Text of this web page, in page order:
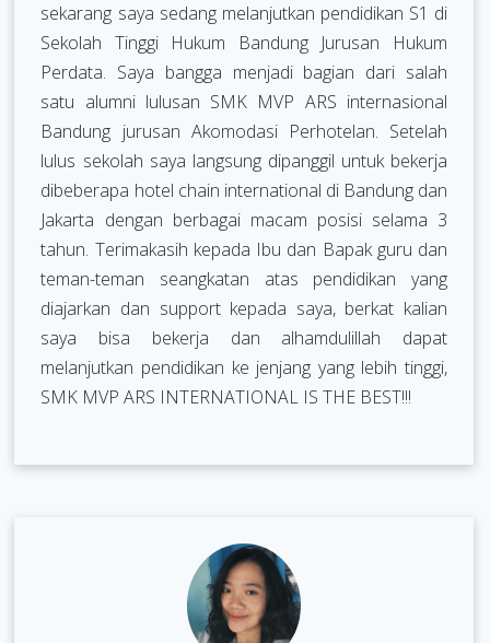
sekarang saya sedang melanjutkan pendidikan S1 di
Sekolah Tinggi Hukum Bandung Jurusan Hukum
Perdata. Saya bangga menjadi bagian dari salah
satu alumni lulusan SMK MVP ARS internasional
Bandung jurusan Akomodasi Perhotelan. Setelah
lulus sekolah saya langsung dipanggil untuk bekerja
dibeberapa hotel chain international di Bandung dan
Jakarta dengan berbagai macam posisi selama 3
tahun. Terimakasih kepada Ibu dan Bapak guru dan
teman-teman seangkatan atas pendidikan yang
diajarkan dan support kepada saya, berkat kalian
saya bisa bekerja dan alhamdulillah dapat
melanjutkan pendidikan ke jenjang yang lebih tinggi,
SMK MVP ARS INTERNATIONAL IS THE BEST!!!